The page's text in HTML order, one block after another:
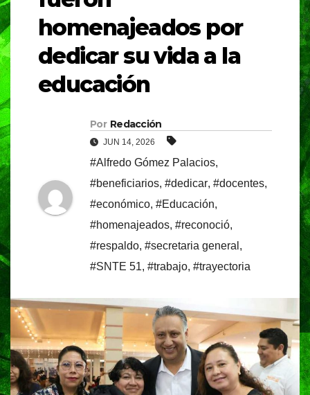
homenajeados por
dedicar su vida a la
educación
Por Redacción
JUN 14, 2026
#Alfredo Gómez Palacios,
#beneficiarios, #dedicar, #docentes,
#económico, #Educación,
#homenajeados, #reconoció,
#respaldo, #secretaria general ,
#SNTE 51, #trabajo, #trayectoria